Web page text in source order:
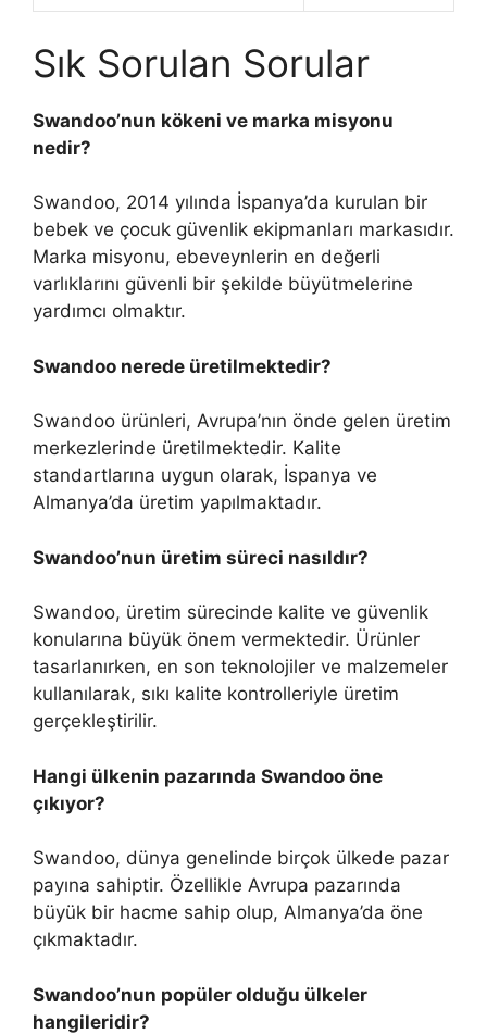
Sık Sorulan Sorular
Swandoo’nun kökeni ve marka misyonu
nedir?
Swandoo, 2014 yılında İspanya’da kurulan bir
bebek ve çocuk güvenlik ekipmanları markasıdır.
Marka misyonu, ebeveynlerin en değerli
varlıklarını güvenli bir şekilde büyütmelerine
yardımcı olmaktır.
Swandoo nerede üretilmektedir?
Swandoo ürünleri, Avrupa’nın önde gelen üretim
merkezlerinde üretilmektedir. Kalite
standartlarına uygun olarak, İspanya ve
Almanya’da üretim yapılmaktadır.
Swandoo’nun üretim süreci nasıldır?
Swandoo, üretim sürecinde kalite ve güvenlik
konularına büyük önem vermektedir. Ürünler
tasarlanırken, en son teknolojiler ve malzemeler
kullanılarak, sıkı kalite kontrolleriyle üretim
gerçekleştirilir.
Hangi ülkenin pazarında Swandoo öne
çıkıyor?
Swandoo, dünya genelinde birçok ülkede pazar
payına sahiptir. Özellikle Avrupa pazarında
büyük bir hacme sahip olup, Almanya’da öne
çıkmaktadır.
Swandoo’nun popüler olduğu ülkeler
hangileridir?